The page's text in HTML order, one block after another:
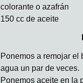
colorante o azafrán
150 cc de aceite
Ponemos a remojar el
agua un par de veces.
Ponemos aceite en la